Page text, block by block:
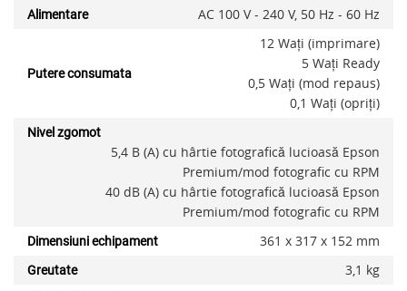
Alimentare AC 100 V - 240 V, 50 Hz - 60 Hz
Putere consumata
12 Waţi (imprimare)
5 Waţi Ready
0,5 Waţi (mod repaus)
0,1 Waţi (opriţi)
Nivel zgomot
5,4 B (A) cu hârtie fotografică lucioasă Epson
Premium/mod fotografic cu RPM
40 dB (A) cu hârtie fotografică lucioasă Epson
Premium/mod fotografic cu RPM
Dimensiuni echipament 361‎ x 317 x 152 mm
Greutate 3,1 kg